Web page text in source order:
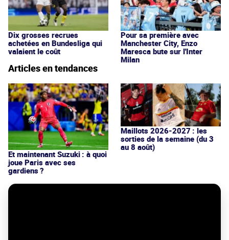
Dix grosses recrues
achetées en Bundesliga qui
valaient le coût
Pour sa première avec
Manchester City, Enzo
Maresca bute sur l'Inter
Milan
Articles en tendances
Et maintenant Suzuki : à quoi
joue Paris avec ses
gardiens ?
Maillots 2026-2027 : les
sorties de la semaine (du 3
au 8 août)